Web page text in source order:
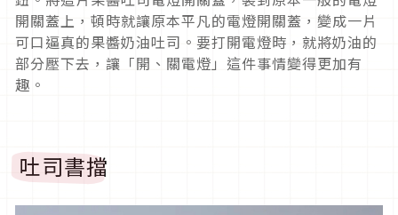
開關蓋上，頓時就讓原本平凡的電燈開關蓋，變成一片
可口逼真的果醬奶油吐司。要打開電燈時，就將奶油的
部分壓下去，讓「開、關電燈」這件事情變得更加有
趣。
吐司書擋